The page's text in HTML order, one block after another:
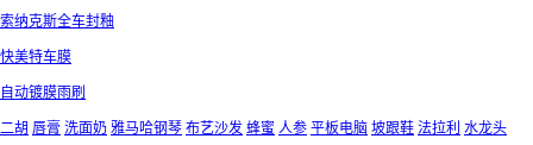
索纳克斯全车封釉
快美特车膜
自动镀膜雨刷
二胡 唇膏 洗面奶 雅马哈钢琴 布艺沙发 蜂蜜 人参 平板电脑 坡跟鞋 法拉利 水龙头